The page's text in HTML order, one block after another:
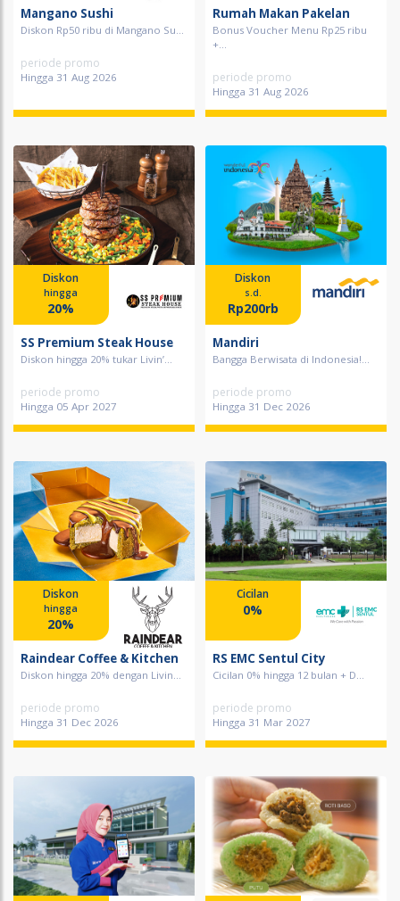
Mangano Sushi
Diskon Rp50 ribu di Mangano Su...
periode promo
Hingga 31 Aug 2026
Rumah Makan Pakelan
Bonus Voucher Menu Rp25 ribu
+...
periode promo
Hingga 31 Aug 2026
Diskon
hingga
20%
SS Premium Steak House
Diskon hingga 20% tukar Livin’...
periode promo
Hingga 05 Apr 2027
Diskon
s.d.
Rp200rb
Mandiri
Bangga Berwisata di Indonesia!...
periode promo
Hingga 31 Dec 2026
Diskon
hingga
20%
Raindear Coffee & Kitchen
Diskon hingga 20% dengan Livin...
periode promo
Hingga 31 Dec 2026
Cicilan
0%
RS EMC Sentul City
Cicilan 0% hingga 12 bulan + D...
periode promo
Hingga 31 Mar 2027